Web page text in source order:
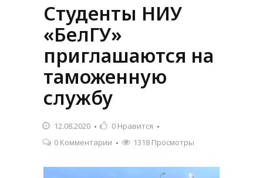
Студенты НИУ
«БелГУ»
приглашаются на
таможенную
службу
12.08.2020 0 Нравится
0 Комментарии
1318 Просмотры